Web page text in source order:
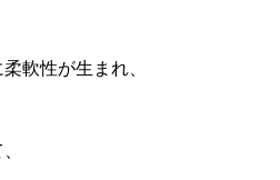
軟性が生まれ、